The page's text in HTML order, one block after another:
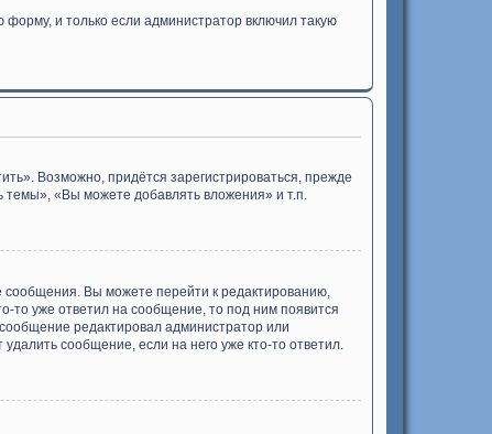
и только если администратор включил такую
Возможно, придётся зарегистрироваться, прежде
«Вы можете добавлять вложения» и т.п.
сообщения. Вы можете перейти к редактированию,
то уже ответил на сообщение, то под ним появится
редактировал администратор или
сообщение, если на него уже кто-то ответил.